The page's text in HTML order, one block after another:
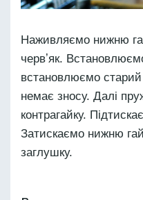
Наживляємо нижню
червʼяк.
встановлюємо
немає зносу. Далі
контрагайку.
Затискаємо нижню
заглушку.